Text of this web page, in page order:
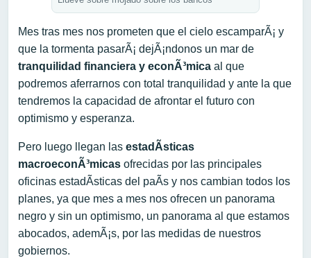
Mes tras mes nos prometen que el cielo escamparÃ¡ y
que la tormenta pasarÃ¡ dejÃ¡ndonos un mar de
tranquilidad financiera y econÃ³mica al que
podremos aferrarnos con total tranquilidad y ante la que
tendremos la capacidad de afrontar el futuro con
optimismo y esperanza.
Pero luego llegan las estadÃ­sticas
macroeconÃ³micas ofrecidas por las principales
oficinas estadÃ­sticas del paÃ­s y nos cambian todos los
planes, ya que mes a mes nos ofrecen un panorama
negro y sin un optimismo, un panorama al que estamos
abocados, ademÃ¡s, por las medidas de nuestros
gobiernos.